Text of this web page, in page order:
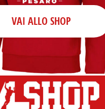
VAI ALLO SHOP